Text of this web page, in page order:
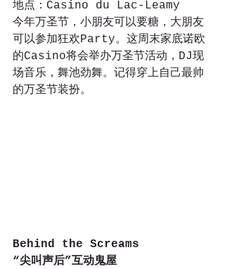
地点：Casino du Lac-Leamy
今年万圣节，小朋友可以要糖，大朋友
可以参加狂欢Party。这周末家底诺欧
的Casino将会举办万圣节活动，DJ现
场音乐，舞池劲舞。记得穿上自己最帅
的万圣节装扮。
Behind the Screams
“尖叫声后”互动鬼屋